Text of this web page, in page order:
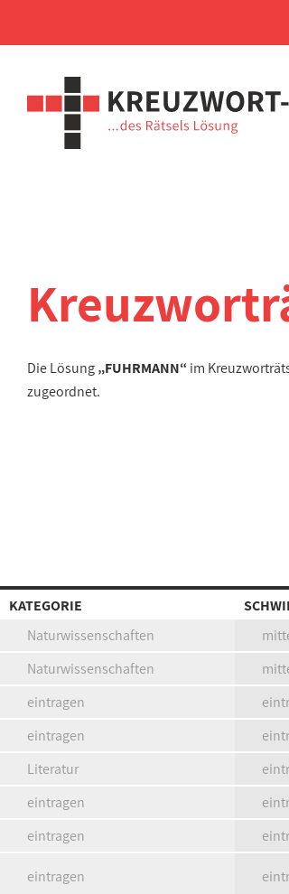
Die Lösung„FUHRMANN“ im
zugeordnet.
KATEGORIE
Naturwissenschaften
Naturwissenschaften
eintragen
eintragen
Literatur
eintragen
eintragen
eintragen